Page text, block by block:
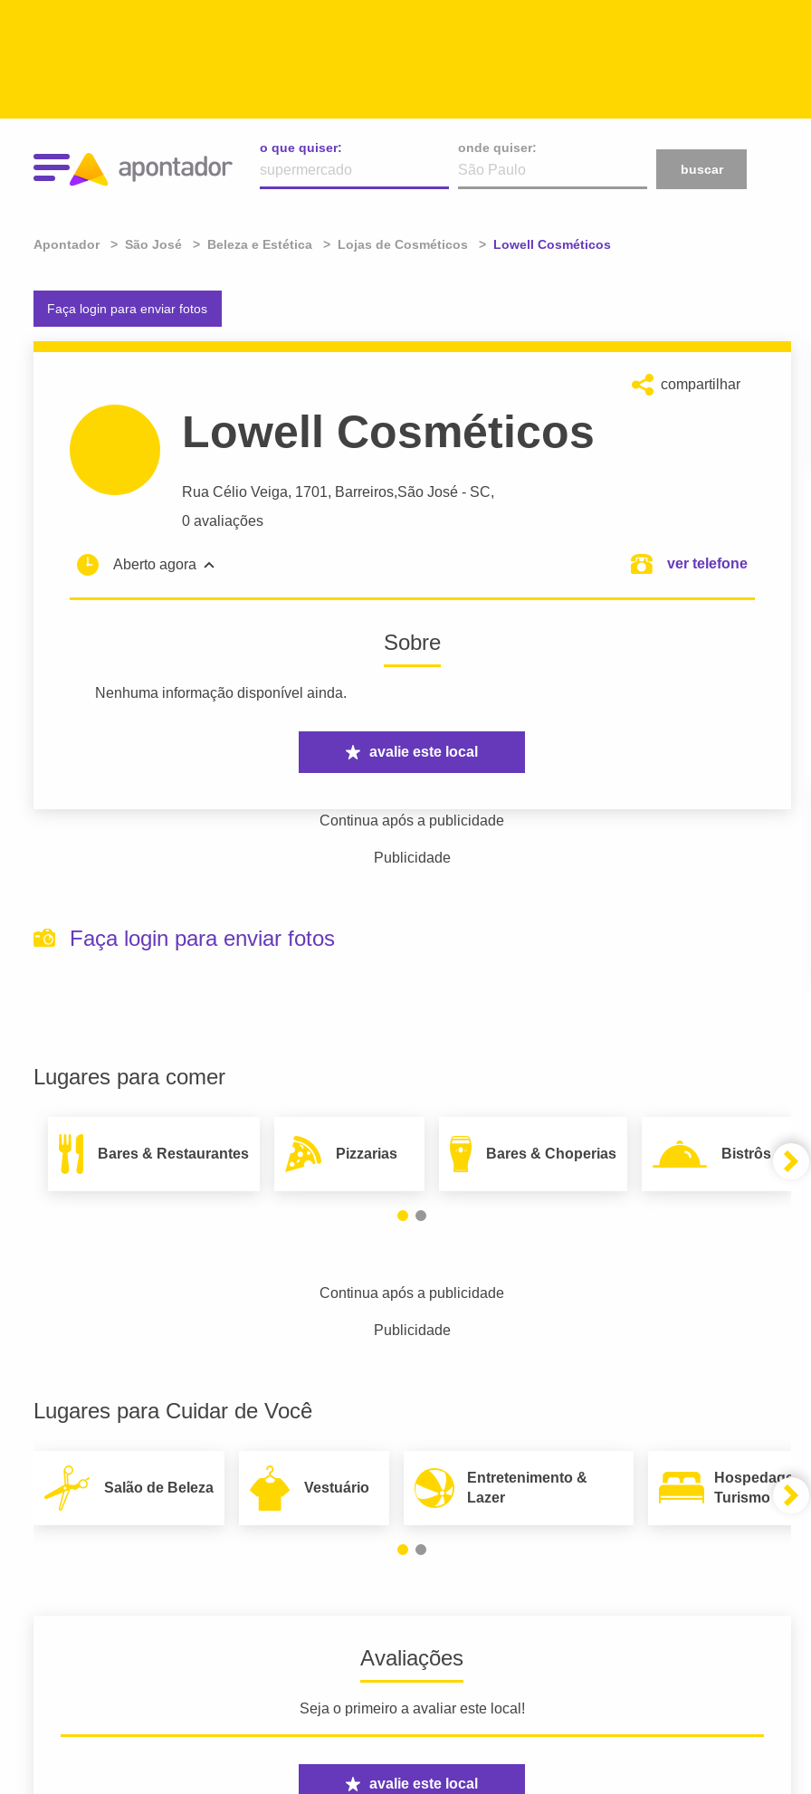
o que quiser:
onde quiser:
buscar
Apontador São José Beleza e Estética Lojas de Cosméticos Atual:
Lowell Cosméticos
Faça login para enviar fotos
compartilhar
Lowell Cosméticos
Rua Célio Veiga, 1701, Barreiros,São José - SC,
0 avaliações
Aberto agora ver telefone
Sobre
Nenhuma informação disponível ainda.
avalie este local
Continua após a publicidade
Publicidade
Faça login para enviar fotos
Lugares para comer
Bares & Restaurantes Pizzarias Bares & Choperias Bistrôs
Continua após a publicidade
Publicidade
Lugares para Cuidar de Você
Salão de Beleza Vestuário
Entretenimento &
Lazer
Hospedagem
Turismo
Avaliações
Seja o primeiro a avaliar este local!
avalie este local